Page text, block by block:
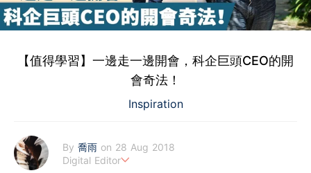
【值得學習】一邊走一邊開會，科企巨頭CEO的開
會奇法！
Inspiration
By 喬雨 on 28 Aug 2018
Digital Editor